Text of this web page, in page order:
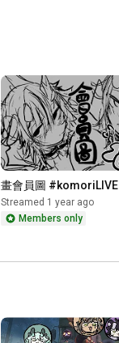
畫會員圖 #komoriLIVE
Streamed 1 year ago
Members only